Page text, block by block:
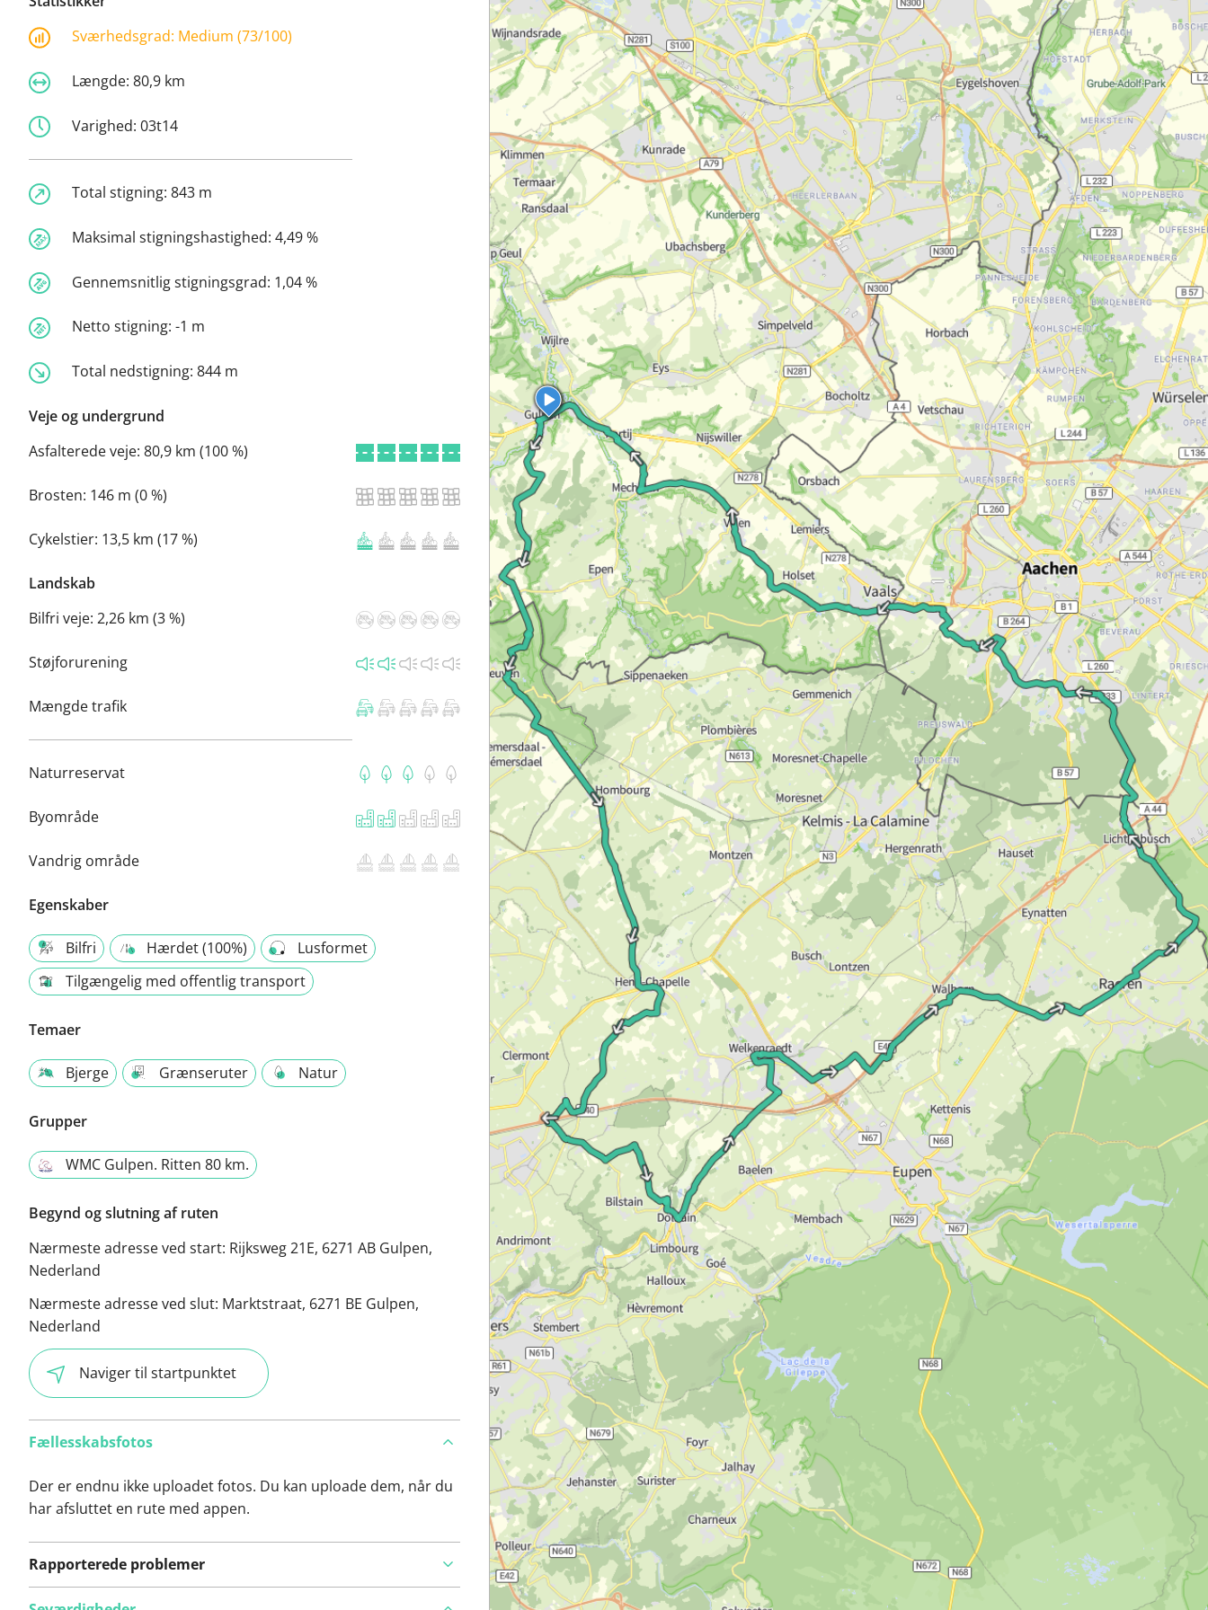
Sværhedsgrad: Medium (73/100)
Længde: 80,9 km
Varighed: 03t14
Total stigning: 843 m
Maksimal stigningshastighed: 4,49 %
Gennemsnitlig stigningsgrad: 1,04 %
Netto stigning: -1 m
Total nedstigning: 844 m
Veje og undergrund
Asfalterede veje: 80,9 km (100 %)
Brosten: 146 m (0 %)
Cykelstier: 13,5 km (17 %)
Landskab
Bilfri veje: 2,26 km (3 %)
Støjforurening
Mængde trafik
Naturreservat
Byområde
Vandrig område
Egenskaber
Bilfri Hærdet (100%)
Lusformet
Tilgængelig med offentlig transport
Temaer
Bjerge Grænseruter Natur
Grupper
WMC Gulpen. Ritten 80 km.
Begynd og slutning af ruten
Nærmeste adresse ved start: Rijksweg 21E, 6271 AB Gulpen,
Nederland
Nærmeste adresse ved slut: Marktstraat, 6271 BE Gulpen,
Nederland
Naviger til startpunktet
Fællesskabsfotos
Der er endnu ikke uploadet fotos. Du kan uploade dem, når du
har afsluttet en rute med appen.
Rapporterede problemer